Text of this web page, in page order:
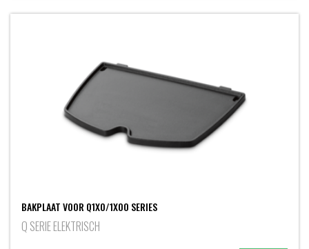
BAKPLAAT VOOR Q1X0/1X00 SERIES
Q SERIE ELEKTRISCH